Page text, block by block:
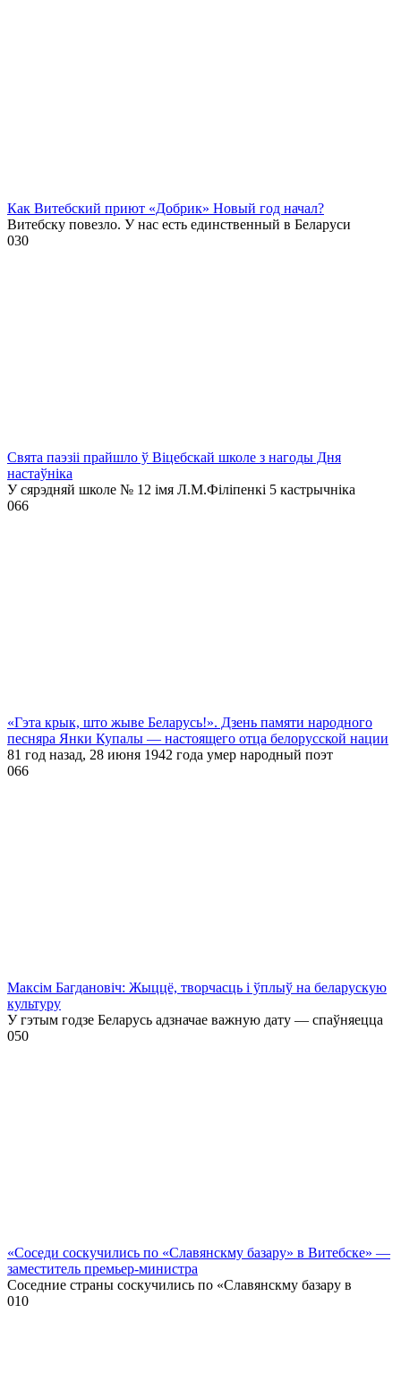
Как Витебский приют «Добрик» Новый год начал?
Витебску повезло. У нас есть единственный в Беларуси
030
Свята паэзіі прайшло ў Віцебскай школе з нагоды Дня
настаўніка
У сярэдняй школе № 12 імя Л.М.Філіпенкі 5 кастрычніка
066
«Гэта крык, што жыве Беларусь!». Дзень памяти народного
песняра Янки Купалы — настоящего отца белорусской нации
81 год назад, 28 июня 1942 года умер народный поэт
066
Максім Багдановіч: Жыццё, творчасць і ўплыў на беларускую
культуру
У гэтым годзе Беларусь адзначае важную дату — спаўняецца
050
«Соседи соскучились по «Славянскму базару» в Витебске» —
заместитель премьер-министра
Соседние страны соскучились по «Славянскму базару в
010